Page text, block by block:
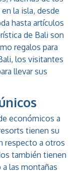
la isla, desde
hasta artículos
de Bali son
regalos para
los visitantes
llevar sus
económicos a
tienen su
respecto a otros
también tienen
las montañas